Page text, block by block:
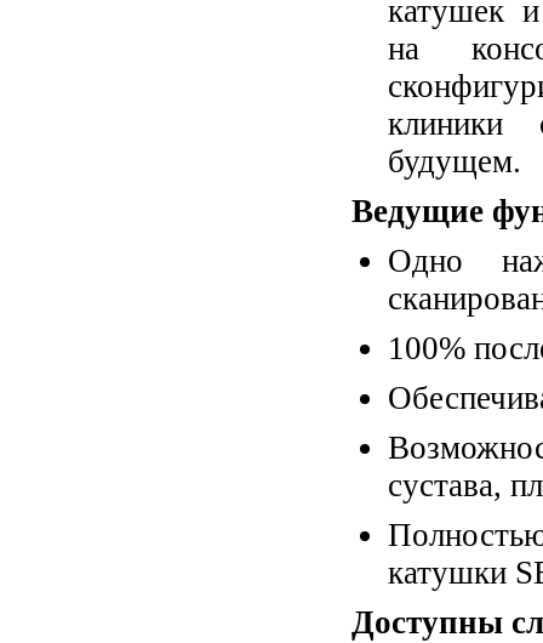
катушек и
на
клиники
будущем.
Ведущие
Одно
100%
сустава,
катушки
Доступны